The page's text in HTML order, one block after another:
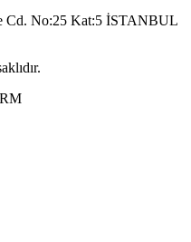
Cd. No:25 Kat:5 İSTANBUL